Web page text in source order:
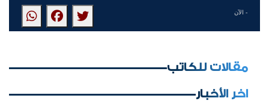
- الآن
مقالات للكاتب
اخر الأخبار